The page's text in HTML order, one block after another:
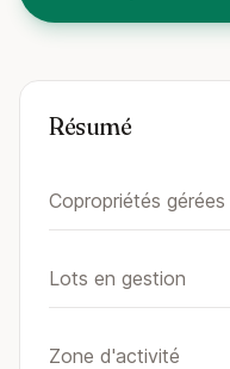
Résumé
Copropriétés gérées
Lots en gestion
Zone d'activité